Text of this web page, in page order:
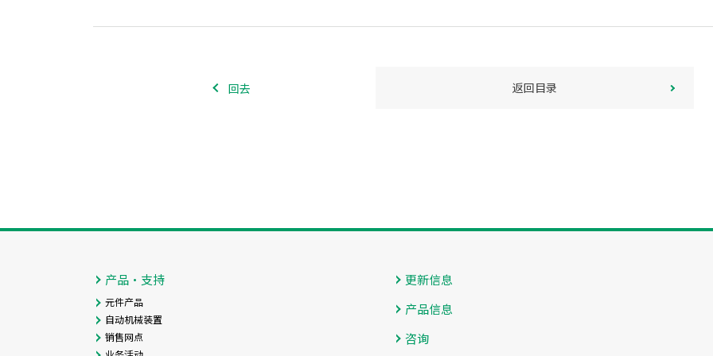
回去 返回目录
产品・支持
元件产品
自动机械装置
销售网点
更新信息
产品信息
咨询